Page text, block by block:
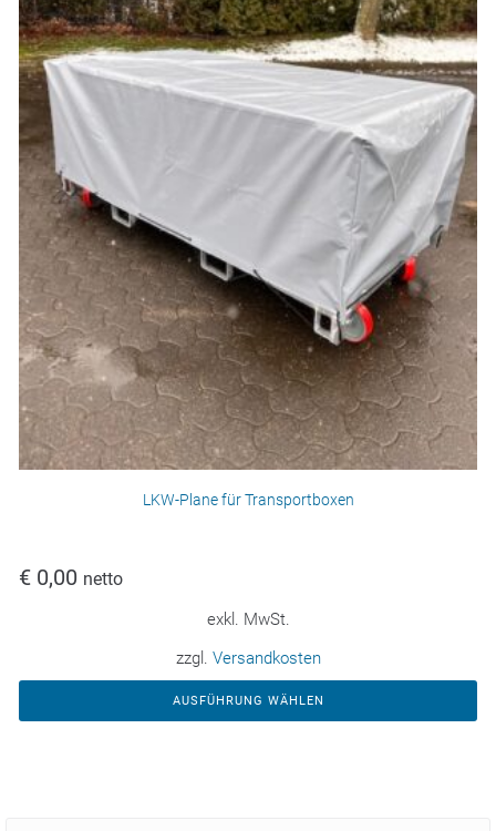
LKW-Plane für Transportboxen
€ 0,00 netto
exkl. MwSt.
zzgl. Versandkosten
AUSFÜHRUNG WÄHLEN